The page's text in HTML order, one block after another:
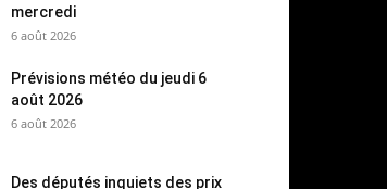
mercredi
6 août 2026
Prévisions météo du jeudi 6
août 2026
6 août 2026
Des députés inquiets des prix